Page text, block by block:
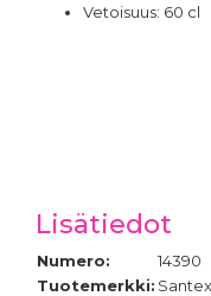
Vetoisuus: 60 cl
Lisätiedot
Numero:
14390
Tuotemerkki: Santex